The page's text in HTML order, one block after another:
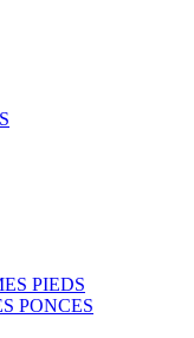
PIEDS
PONCES